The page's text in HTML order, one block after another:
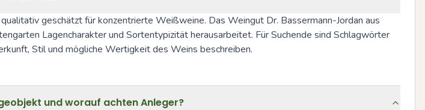
geschätzt für konzentrierte Weißweine. Das Weingut Dr. Bassermann-Jordan aus
Lagencharakter und Sortentypizität herausarbeitet. Für Suchende sind Schlagwörter
Stil und mögliche Wertigkeit des Weins beschreiben.
und worauf achten Anleger?